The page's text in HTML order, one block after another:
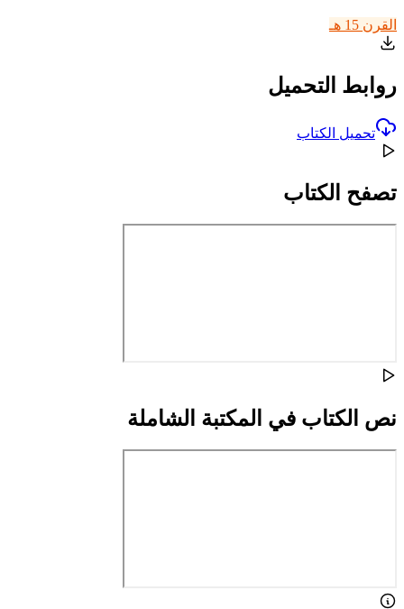
القرن 15 هـ
روابط التحميل
تحميل الكتاب
تصفح الكتاب
نص الكتاب في المكتبة الشاملة